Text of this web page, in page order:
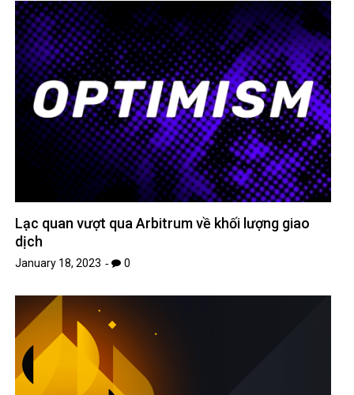
Lạc quan vượt qua Arbitrum về khối lượng giao
dịch
January 18, 2023 0